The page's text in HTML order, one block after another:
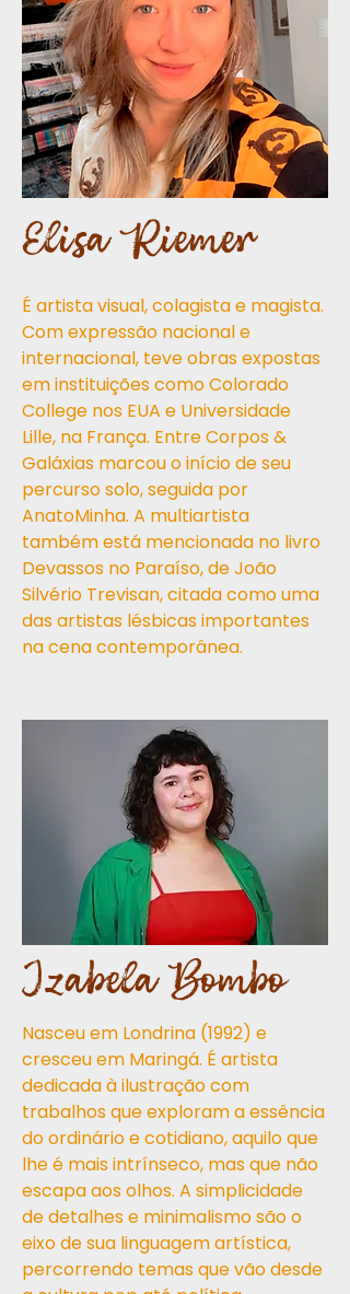
Elisa Riemer
É artista visual, colagista e magista.
Com expressão nacional e
internacional, teve obras expostas
em instituições como Colorado
College nos EUA e Universidade
Lille, na França. Entre Corpos &
Galáxias marcou o início de seu
percurso solo, seguida por
AnatoMinha. A multiartista
também está mencionada no livro
Devassos no Paraíso, de João
Silvério Trevisan, citada como uma
das artistas lésbicas importantes
na cena contemporânea.
Izabela Bombo
Nasceu em Londrina (1992) e
cresceu em Maringá. É artista
dedicada à ilustração com
trabalhos que exploram a essência
do ordinário e cotidiano, aquilo que
lhe é mais intrínseco, mas que não
escapa aos olhos. A simplicidade
de detalhes e minimalismo são o
eixo de sua linguagem artística,
percorrendo temas que vão desde